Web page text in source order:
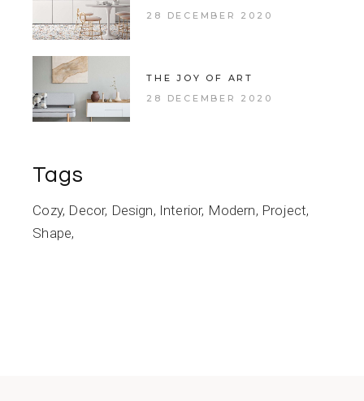
28 DECEMBER 2020
THE JOY OF ART
28 DECEMBER 2020
Tags
Cozy Decor Design Interior Modern Project
Shape